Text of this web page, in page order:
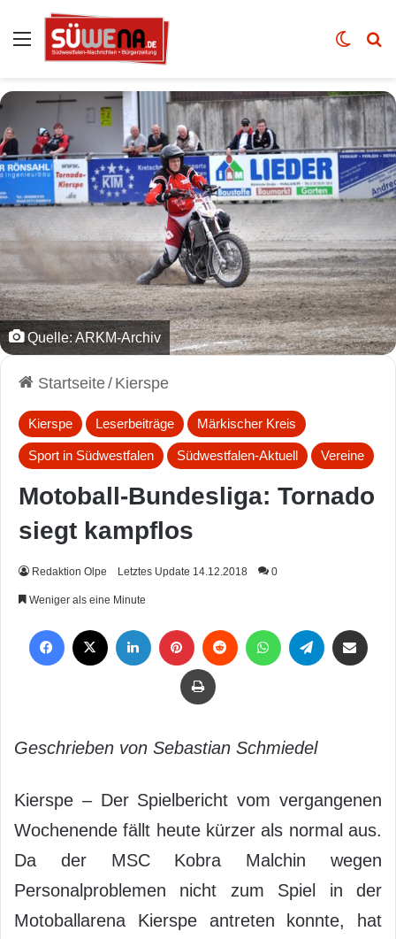
Auswahl Skin
Quelle: ARKM-Archiv
Startseite/ Kierspe
Kierspe Leserbeiträge Märkischer Kreis
Sport in Südwestfalen Südwestfalen-Aktuell Vereine
Motoball-Bundesliga: Tornado
siegt kampflos
Redaktion Olpe Letztes Update 14.12.2018 0
Weniger als eine Minute
Drucken
Geschrieben von Sebastian Schmiedel
Kierspe – Der Spielbericht vom vergangenen
Wochenende fällt heute kürzer als normal aus.
Da der MSC Kobra Malchin wegen
Personalproblemen nicht zum Spiel in der
Motoballarena Kierspe antreten konnte, hat